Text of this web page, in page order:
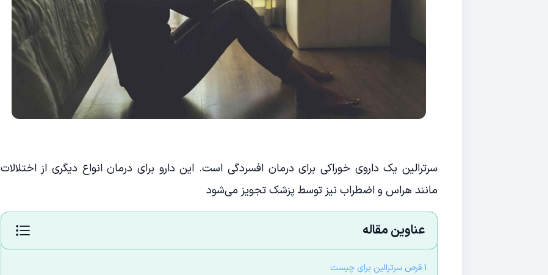
سرترالین یک داروی خوراکی برای درمان افسردگی است. این دارو برای درمان انواع دیگری از اختلالات
مانند هراس و اضطراب نیز توسط پزشک تجویز می‌شود
عناوین مقاله
1 قرص سرترالین برای چیست